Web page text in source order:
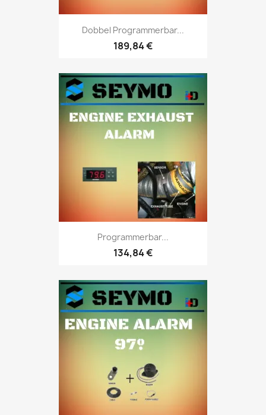
Dobbel Programmerbar...
189,84 €
Programmerbar...
134,84 €